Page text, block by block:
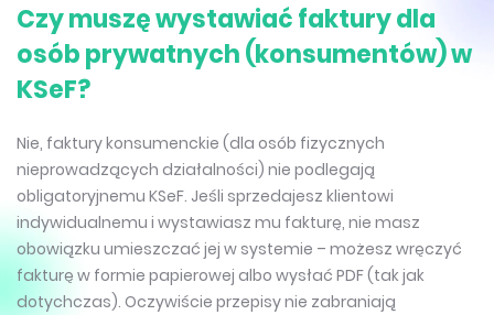
Czy muszę wystawiać faktury dla
osób prywatnych (konsumentów) w
KSeF?
Nie, faktury konsumenckie (dla osób fizycznych
nieprowadzących działalności) nie podlegają
obligatoryjnemu KSeF. Jeśli sprzedajesz klientowi
indywidualnemu i wystawiasz mu fakturę, nie masz
obowiązku umieszczać jej w systemie – możesz wręczyć
fakturę w formie papierowej albo wysłać PDF (tak jak
dotychczas). Oczywiście przepisy nie zabraniają